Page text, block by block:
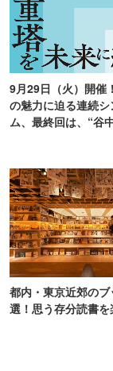
9月29日（火）開催
の魅力に迫る連続シ
ム、最終回は、“谷
都内・東京近郊の
選！思う存分読書を